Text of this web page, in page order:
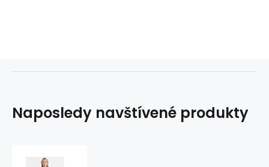
Naposledy navštívené produkty